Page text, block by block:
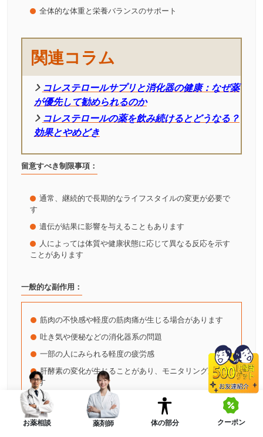
全体的な体重と栄養バランスのサポート
関連コラム
コレステロールサプリと消化器の健康：なぜ薬
が優先して勧められるのか
コレステロールの薬を飲み続けるとどうなる？
効果とやめどき
留意すべき制限事項：
通常、継続的で長期的なライフスタイルの変更が必要で
す
遺伝が結果に影響を与えることもあります
人によっては体質や健康状態に応じて異なる反応を示す
ことがあります
一般的な副作用：
筋肉の不快感や軽度の筋肉痛が生じる場合があります
吐き気や便秘などの消化器系の問題
一部の人にみられる軽度の疲労感
肝酵素の変化が生じることがあり、モニタリングが必要
です
すべての人に副作用が現れるわけではありません
お薬相談 薬剤師 体の部分 クーポン